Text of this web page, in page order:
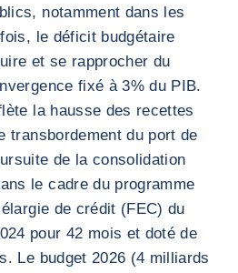
notamment dans les
le déficit budgétaire
et se rapprocher du
fixé à 3% du PIB.
la hausse des recettes
transbordement du port de
de la consolidation
le cadre du programme
de crédit (FEC) du
pour 42 mois et doté de
Le budget 2026 (4 milliards